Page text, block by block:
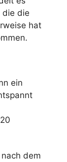
die die
hat
ein
dem